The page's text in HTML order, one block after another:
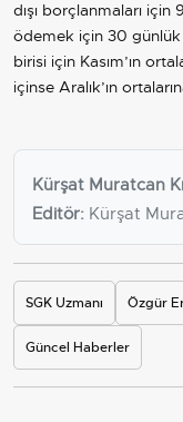
dışı borçlanmaları
ödemek için 30
birisi için Kasım’ın
içinse Aralık’ın
Kürşat Muratcan
Editör: Kürşat
SGK Uzmanı Özgür
Güncel Haberler